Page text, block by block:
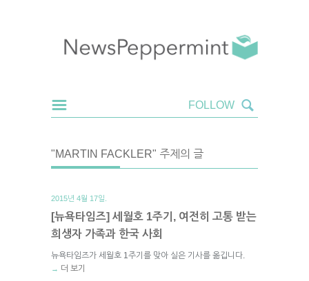
"MARTIN FACKLER" 주제의 글
2015년 4월 17일.
[뉴욕타임즈] 세월호 1주기, 여전히 고통 받는
희생자 가족과 한국 사회
뉴욕타임즈가 세월호 1주기를 맞아 실은 기사를 옮깁니다.
→ 더 보기